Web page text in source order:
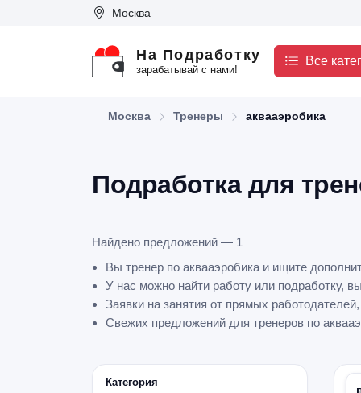
Москва
На Подработку
зарабатывай с нами!
Все
Москва Тренеры аквааэробика
Подработка для
Найдено предложений — 1
Вы тренер по аквааэробика и ищите
У нас можно найти работу или подработку,
Заявки на занятия от прямых
Свежих предложений для тренеров по
Категория